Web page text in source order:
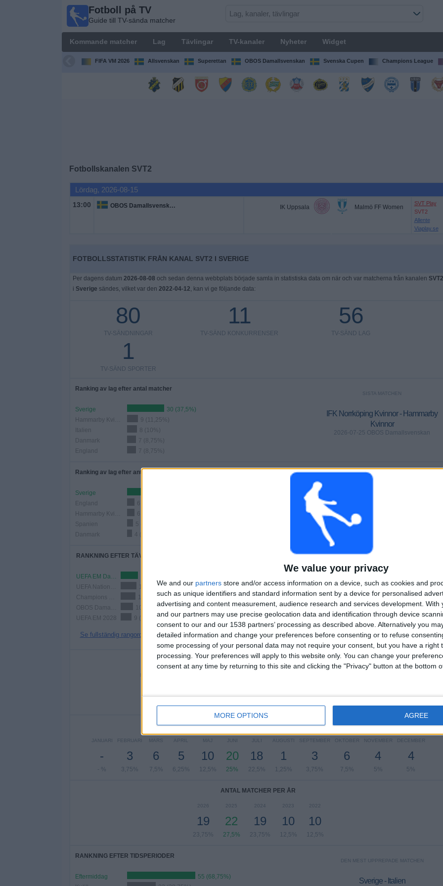
We value your privacy
We and our partners store and/or access information on a device, such as cookies and
such as unique identifiers and standard information sent by a device for personalised
advertising and content measurement, audience research and services development. With
and our partners may use precise geolocation data and identification through device
consent to our and our 1538 partners’ processing as described above. Alternatively you
detailed information and change your preferences before consenting or to refuse
some processing of your personal data may not require your consent, but you have a right
processing. Your preferences will apply to this website only. You can change your
consent at any time by returning to this site and clicking the "Privacy" button at the bottom
MORE OPTIONS AGREE
Fotboll på TV
Guide till TV-sända matcher
Kommande matcher Lag Tävlingar TV-kanaler Nyheter Widget
FIFA VM 2026 Allsvenskan Superettan OBOS Damallsvenskan Svenska Cupen Champions League
Fotbollskanalen SVT2
Lördag, 2026-08-15
13:00 OBOS Damallsvenskan IK Uppsala Malmö FF Women
SVT Play
SVT2
Allente
Viaplay.se
FOTBOLLSSTATISTIK FRÅN KANAL SVT2 I SVERIGE
Per dagens datum 2026-08-08 och sedan denna webbplats började samla in statistiska data om när och var matcherna från kanalen SVT2
i Sverige sändes, vilket var den 2022-04-12, kan vi ge följande data:
80
TV-SÄNDNINGAR
11
TV-SÄND KONKURRENSER
56
TV-SÄND LAG
1
TV-SÄND SPORTER
Ranking av lag efter antal matcher
Sverige
30 (37,5%)
9 (11,25%)
Italien
8 (10%)
Danmark
7 (8,75%)
England
7 (8,75%)
SISTA MATCHEN
IFK Norrköping Kvinnor - Hammarby
Kvinnor
2026-07-25 OBOS Damallsvenskan
Ranking av lag efter antal hemmamatcher
Sverige
England
6 (7,5%)
6 (7,5%)
Spanien
5 (6,25%)
Danmark
4 (5%)
Ranking av lag efter antal bortamatcher
11 (13,75%)
5 (6,25%)
3 (3,75%)
3 (3,75%)
3 (3,75%)
RANKNING EFTER TÄVLINGAR
UEFA EM Damer
13 (16,25%)
12 (15%)
10 (12,5%)
UEFA EM 2028
9 (11,25%)
Se fullständig rangordning
RANKNING AV SPORTER
Se fullständig rangordning
ANTAL MATCHER PER VECKODAG
MÅNDAG
28,75% 15% 11,25% 15% 15% 5%
ANTAL MATCHER PER MÅNAD
JANUARI
-
- %
FEBRUARI
3
3,75%
MARS
6
7,5%
APRIL
5
6,25%
MAJ
10
12,5%
JUNI
20
25%
JULI
18
22,5%
AUGUSTI
1
1,25%
SEPTEMBER
3
3,75%
OKTOBER
6
7,5%
NOVEMBER
4
5%
DECEMBER
4
5%
ANTAL MATCHER PER ÅR
2026
19
23,75%
2025
22
27,5%
2024
19
23,75%
2023
10
12,5%
2022
10
12,5%
RANKNING EFTER TIDSPERIODER
Eftermiddag
55 (68,75%)
DEN MEST UPPREPADE MATCHEN
Sverige - Italien